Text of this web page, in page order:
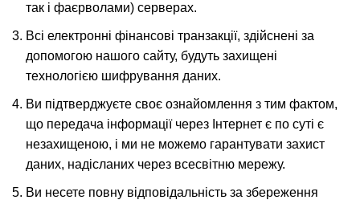
так і фаєрволами) серверах.
Всі електронні фінансові транзакції, здійснені за
допомогою нашого сайту, будуть захищені
технологією шифрування даних.
Ви підтверджуєте своє ознайомлення з тим фактом,
що передача інформації через Інтернет є по суті є
незахищеною, і ми не можемо гарантувати захист
даних, надісланих через всесвітню мережу.
Ви несете повну відповідальність за збереження